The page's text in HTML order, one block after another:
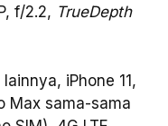
f/2.2, TrueDepth
iPhone 11,
Max sama-sama